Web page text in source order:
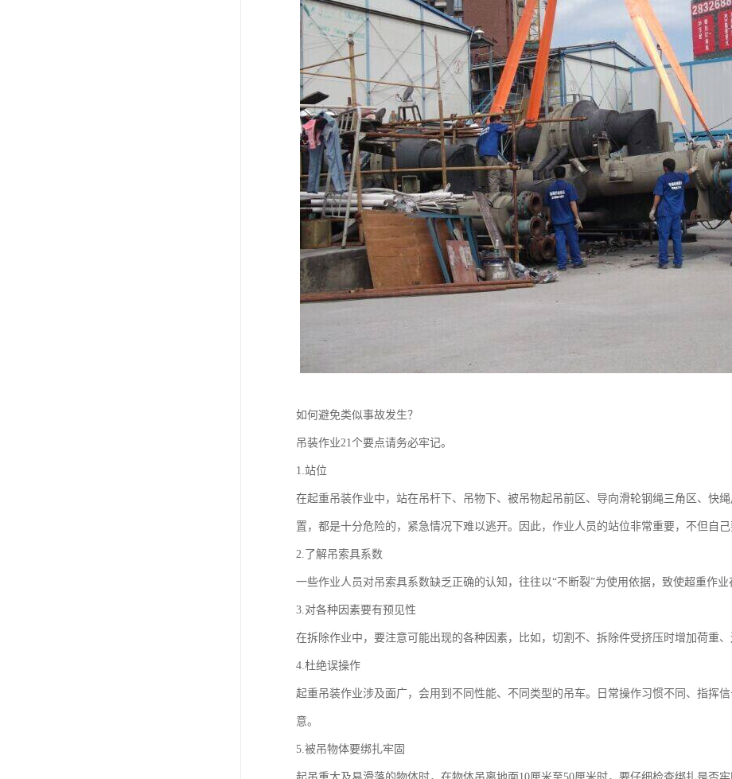
如何避免类似事故发生？
吊装作业21个要点请务必牢记。
1.站位
在起重吊装作业中，站在吊杆下、吊物下、被吊物起吊前区、导向滑轮钢绳三角区、快
置，都是十分危险的，紧急情况下难以逃开。因此，作业人员的站位非常重要，不但自
2.了解吊索具系数
一些作业人员对吊索具系数缺乏正确的认知，往往以“不断裂”为使用依据，致使超重作业
3.对各种因素要有预见性
在拆除作业中，要注意可能出现的各种因素，比如，切割不、拆除件受挤压时增加荷重、
4.杜绝误操作
起重吊装作业涉及面广，会用到不同性能、不同类型的吊车。日常操作习惯不同、指挥
意。
5.被吊物体要绑扎牢固